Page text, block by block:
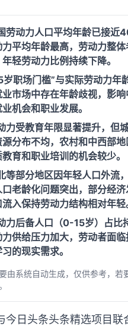
劳动力人口平均年龄已接近
平均年龄最高，劳动力整
轻劳动力比例持续下降。
岁职场门槛”与实际劳动力年
业市场中存在年龄歧视，影
机会和职业发展。
力受教育年限显著提升，但
分布不均，农村和中西部
育和职业培训的机会较少。
等部分地区因年轻人口外流
老龄化问题突出，部分经济
流入保持劳动力结构相对年轻
力后备人口（0-15岁）占比
供给压力加大，劳动者面
的现实需求。
由系统自动生成，仅供参考，若
今日头条头条精选项目联